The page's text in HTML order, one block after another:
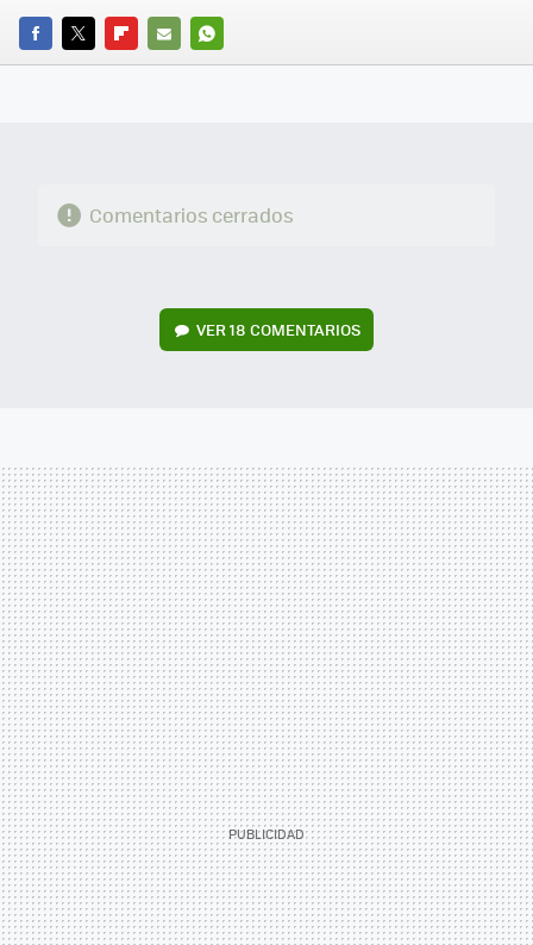
FACEBOOK
TWITTERFLIPBOARD
E-
WHATSAPP
Comentarios cerrados
VER18 COMENTARIOS